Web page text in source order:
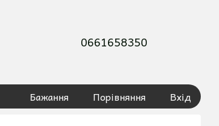
0661658350
Бажання Порівняння Вхід